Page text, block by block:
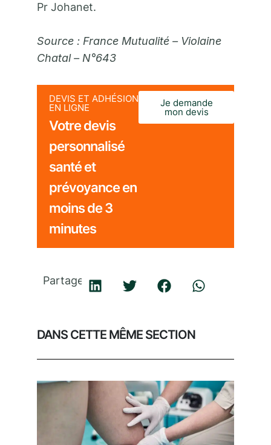
Pr Johanet.
Source : France Mutualité – Violaine
Chatal – N°643
DEVIS ET ADHÉSION
EN LIGNE
Votre devis
personnalisé
santé et
prévoyance en
moins de 3
minutes
Je demande
mon devis
Partager
DANS CETTE MÊME SECTION